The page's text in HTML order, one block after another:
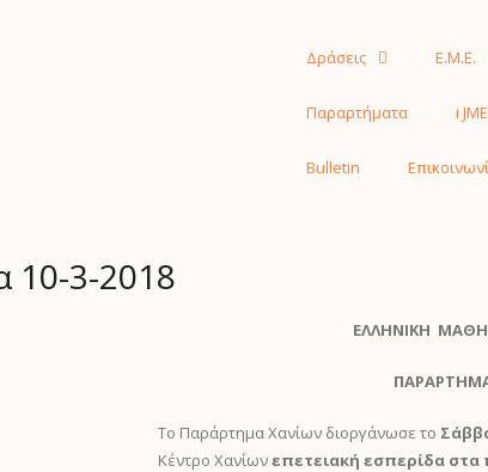
Δράσεις Ε.Μ.Ε.
Παραρτήματα i JME
Bulletin
10-3-2018
ΕΛΛΗΝΙΚΗ
Το Παράρτημα Χανίων διοργάνωσε το
Κέντρο Χανίωνεπετειακή εσπερίδα στα